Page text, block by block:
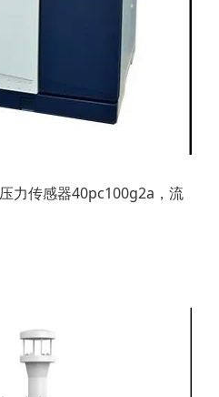
力传感器40pc100g2a，流